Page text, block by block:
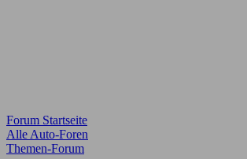
Forum Startseite
Alle Auto-Foren
Themen-Forum